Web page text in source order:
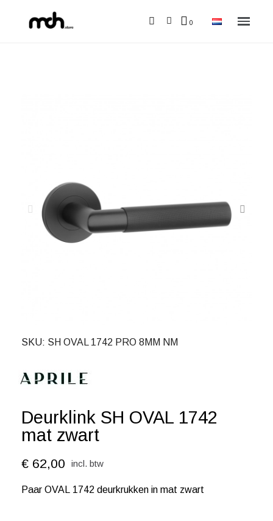
SKU SH OVAL 1742 PRO 8MM NM
Deurklink SH OVAL 1742
mat zwart
€ 62,00 incl. btw
Paar OVAL 1742 deurkrukken in mat zwart